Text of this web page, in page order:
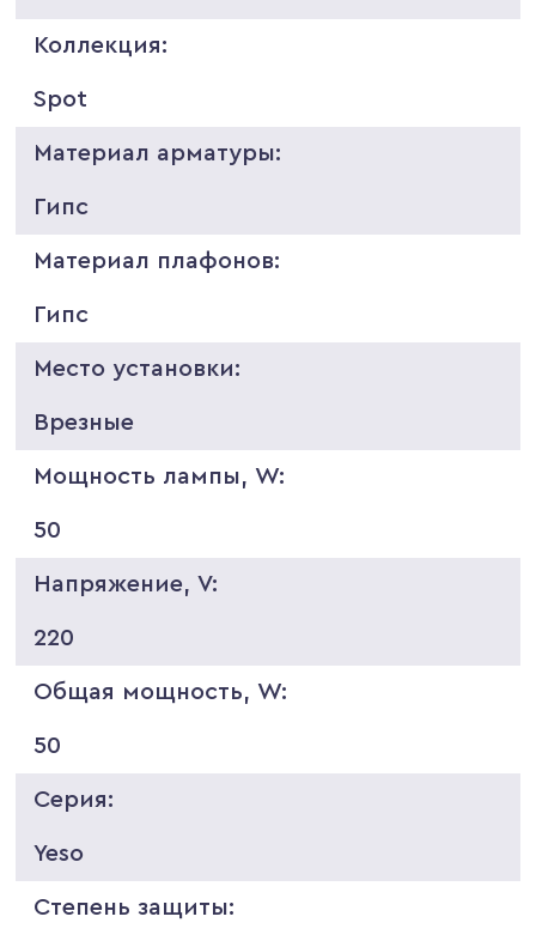
Коллекция:
Spot
Материал арматуры:
Гипс
Материал плафонов:
Гипс
Место установки:
Врезные
Мощность лампы, W:
50
Напряжение, V:
220
Общая мощность, W:
50
Серия:
Yeso
Степень защиты: